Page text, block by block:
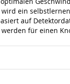
ein
auf
für einen